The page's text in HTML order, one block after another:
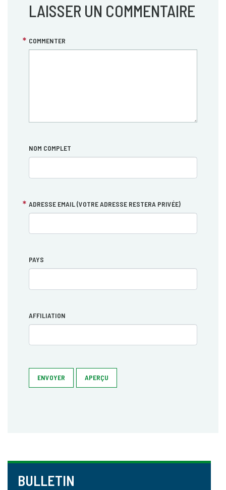
LAISSER UN COMMENTAIRE
COMMENTER
NOM COMPLET
ADRESSE EMAIL (VOTRE ADRESSE RESTERA PRIVÉE)
PAYS
AFFILIATION
ENVOYER APERÇU
BULLETIN